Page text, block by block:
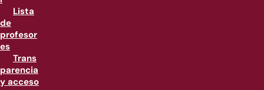
Lista
de
profesor
es
Trans
parencia
y acceso